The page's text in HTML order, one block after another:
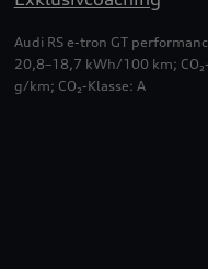
Audi RS e-tron GT
20,8–18,7 kWh/100 km;
g/km; CO₂-Klasse: A